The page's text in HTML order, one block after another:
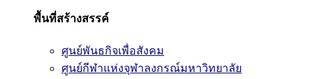
พื้นที่สร้างสรรค์
ศูนย์พันธกิจเพื่อสังคม
ศูนย์กีฬาแห่งจุฬาลงกรณ์มหาวิทยาลัย